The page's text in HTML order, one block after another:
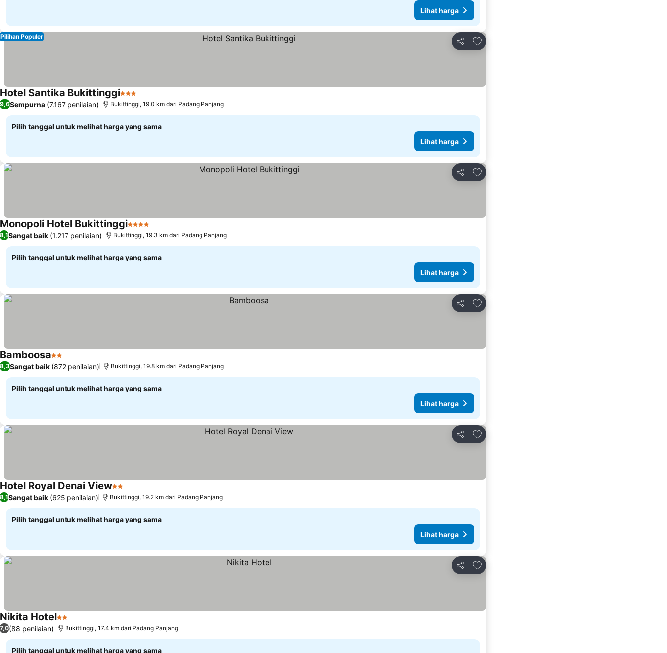
Lihat harga
Bagikan
Tambahkan ke favorit
Pilihan Populer
Hotel Santika Bukittinggi3 Bintang
9,6Sempurna (7.167 penilaian) Bukittinggi, 19.0 km dari Padang Panjang
Pilih tanggal untuk melihat harga yang sama
Lihat harga
Bagikan
Tambahkan ke favorit
Monopoli Hotel Bukittinggi4 Bintang
8,1Sangat baik (1.217 penilaian) Bukittinggi, 19.3 km dari Padang Panjang
Pilih tanggal untuk melihat harga yang sama
Lihat harga
Bagikan
Tambahkan ke favorit
Bamboosa2 BintangLihat harga
8,3Sangat baik (872 penilaian) Bukittinggi, 19.8 km dari Padang Panjang
Pilih tanggal untuk melihat harga yang sama
Lihat harga
Bagikan
Tambahkan ke favorit
Hotel Royal Denai View2 Bintang
8,1Sangat baik (625 penilaian) Bukittinggi, 19.2 km dari Padang Panjang
Pilih tanggal untuk melihat harga yang sama
Lihat harga
Bagikan
Tambahkan ke favorit
Nikita Hotel2 Bintang
7,0(88 penilaian) Bukittinggi, 17.4 km dari Padang Panjang
Pilih tanggal untuk melihat harga yang sama